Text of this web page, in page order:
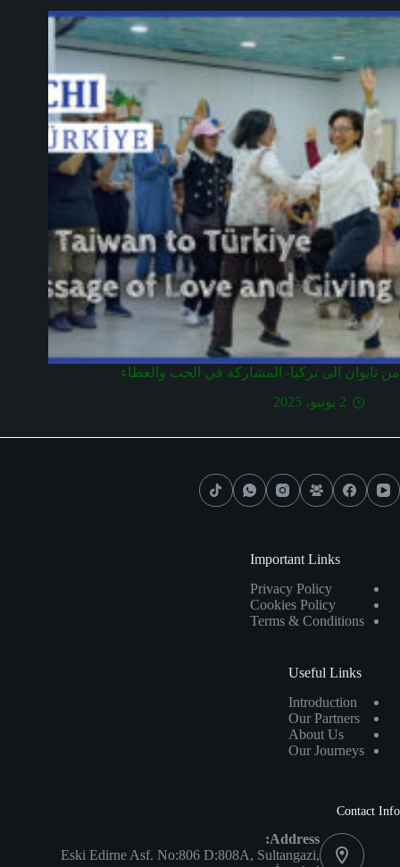
من تايوان الى تركيا- المشاركة في الحب والعطاء
2 يونيو، 2025
Important Links
Privacy Policy
Cookies Policy
Terms & Conditions
Useful Links
Introduction
Our Partners
About Us
Our Journeys
Contact Info
Address:
Eski Edirne Asf. No:806 D:808A, Sultangazi,